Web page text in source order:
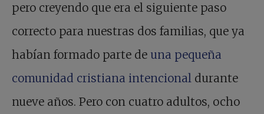
pero creyendo que era el siguiente paso
correcto para nuestras dos familias, que ya
habían formado parte de una pequeña
comunidad cristiana intencional durante
nueve años. Pero con cuatro adultos, ocho